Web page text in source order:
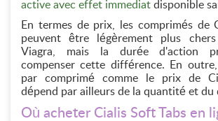
active avec effet immediat disponible
En termes de prix, les comprimés de
peuvent être légèrement plus
Viagra, mais la durée d'action
compenser cette différence. En
par comprimé comme le prix de
dépend par ailleurs de la quantité et du
Où acheter Cialis Soft Tabs en